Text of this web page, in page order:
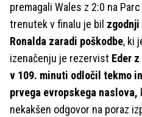
premagali Wales z 2:0 na
trenutek v finalu je bil
Ronalda zaradi poškodbe, ki
izenačenju je rezervist Eder
v 109. minuti odločil tekmo
prvega evropskega naslova,
nekakšen odgovor na poraz